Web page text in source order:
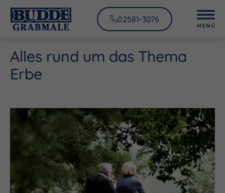
02581-3076
Alles rund um das Thema
Erbe